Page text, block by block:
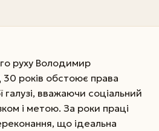
руху Володимир
років обстоює права
галузі, вважаючи соціальний
і метою. За роки праці
що ідеальна